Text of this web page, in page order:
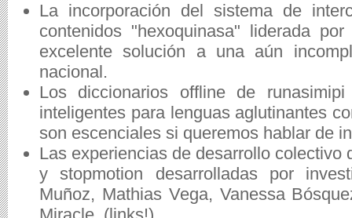
La incorporación del sistema de
contenidos "hexoquinasa" liderada
excelente solución a una aún
nacional.
Los diccionarios offline de
inteligentes para lenguas aglutinantes
son escenciales si queremos hablar de
Las experiencias de desarrollo colectivo
y stopmotion desarrolladas por
Muñoz, Mathias Vega, Vanessa